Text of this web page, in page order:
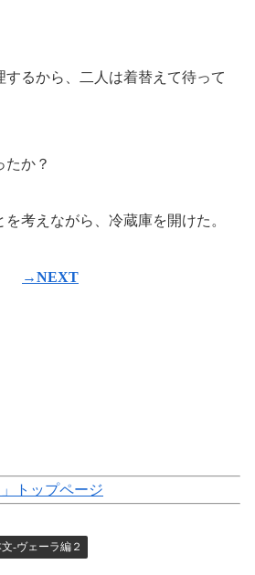
するから、二人は着替えて待って
か？
考えながら、冷蔵庫を開けた。
→NEXT
トップページ
-ヴェーラ編２